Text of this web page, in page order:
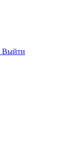
Выйти